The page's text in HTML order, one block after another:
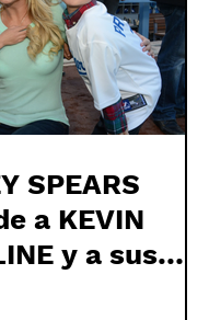
SPEARS
a KEVIN
y a sus